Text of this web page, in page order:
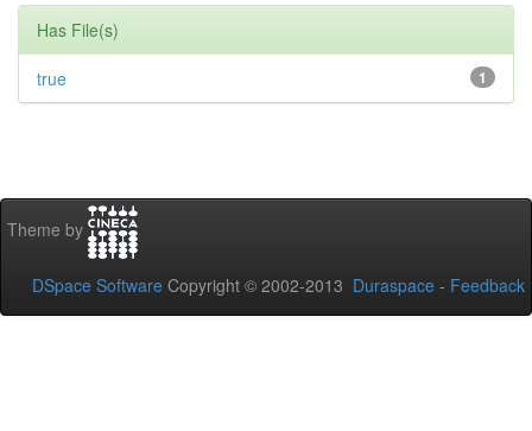
Has File(s)
1
true
Theme by
DSpace Software Copyright © 2002-2013 Duraspace - Feedback